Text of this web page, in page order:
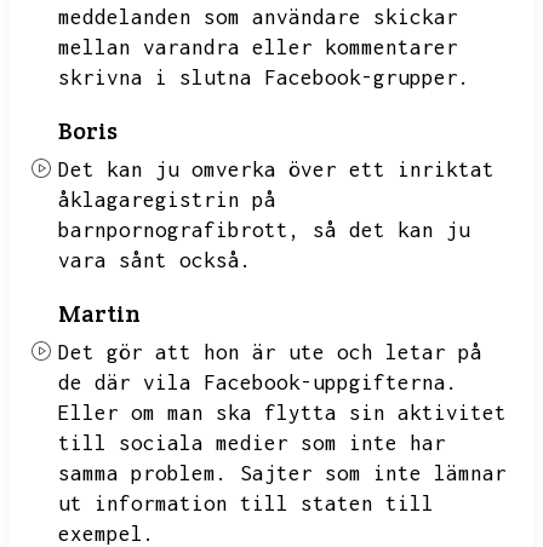
meddelanden som användare skickar
mellan varandra eller kommentarer
skrivna i slutna Facebook-grupper.
Boris
Det kan ju omverka över ett inriktat
åklagaregistrin på
barnpornografibrott,
så det kan ju
vara sånt också.
Martin
Det gör att hon är ute och letar på
de där vila Facebook-uppgifterna.
Eller om man ska flytta sin aktivitet
till sociala medier som inte har
samma problem.
Sajter som inte lämnar
ut information till staten till
exempel.